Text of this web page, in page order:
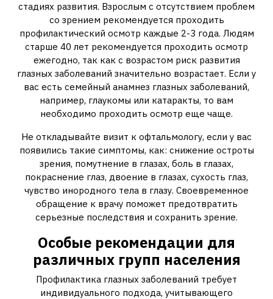
стадиях развития. Взрослым с отсутствием проблем
со зрением рекомендуется проходить
профилактический осмотр каждые 2-3 года. Людям
старше 40 лет рекомендуется проходить осмотр
ежегодно, так как с возрастом риск развития
глазных заболеваний значительно возрастает. Если у
вас есть семейный анамнез глазных заболеваний,
например, глаукомы или катаракты, то вам
необходимо проходить осмотр еще чаще.
Не откладывайте визит к офтальмологу, если у вас
появились такие симптомы, как: снижение остроты
зрения, помутнение в глазах, боль в глазах,
покраснение глаз, двоение в глазах, сухость глаз,
чувство инородного тела в глазу. Своевременное
обращение к врачу поможет предотвратить
серьезные последствия и сохранить зрение.
Особые рекомендации для
различных групп населения
Профилактика глазных заболеваний требует
индивидуального подхода, учитывающего